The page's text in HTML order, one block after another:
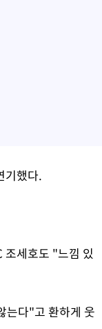
기했다.
조세호도 "느낌 있
는다"고 환하게 웃